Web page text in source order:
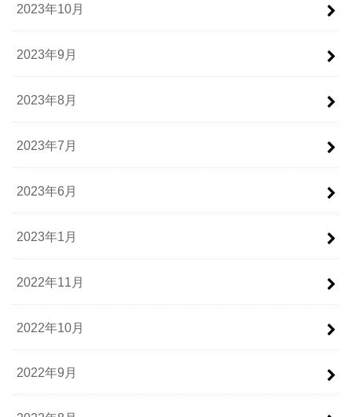
2023年10月
2023年9月
2023年8月
2023年7月
2023年6月
2023年1月
2022年11月
2022年10月
2022年9月